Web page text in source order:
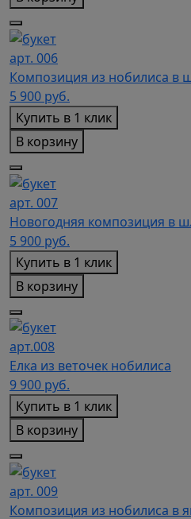
арт. 006
Композиция из нобилиса в
5 900 руб.
Купить в 1 клик
В корзину
арт. 007
Новогодняя композиция в
5 900 руб.
Купить в 1 клик
В корзину
арт.008
Елка из веточек нобилиса
9 900 руб.
Купить в 1 клик
В корзину
арт. 009
Композиция из нобилиса в